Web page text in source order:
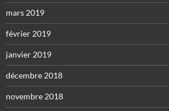
mars 2019
février 2019
janvier 2019
décembre 2018
novembre 2018